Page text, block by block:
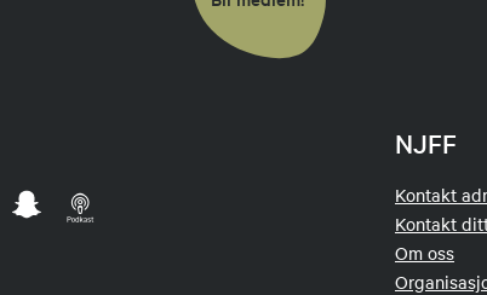
NJFF
Kontakt
Kontakt
Om oss